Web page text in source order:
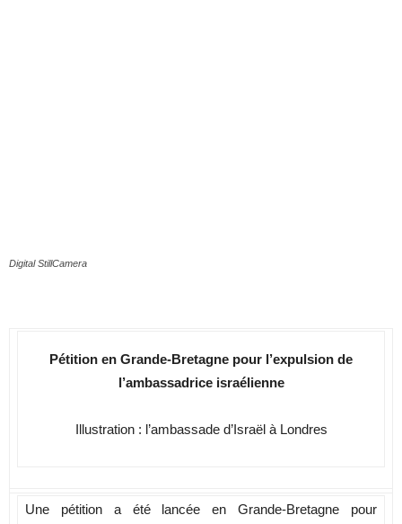
Digital StillCamera
Pétition en Grande-Bretagne pour l’expulsion de
l’ambassadrice israélienne
Illustration : l’ambassade d’Israël à Londres
Une pétition a été lancée en Grande-Bretagne pour